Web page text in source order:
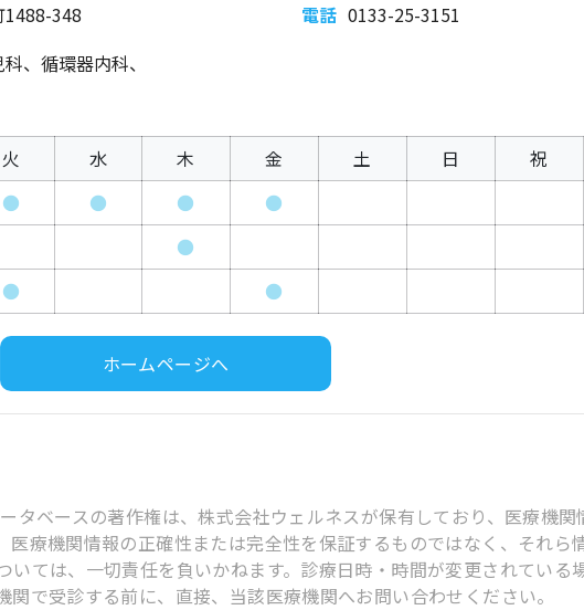
348 電話 0133-25-3151
、循環器内科、
火 水 木 金 土 日 祝
● ● ● ●
●
● ●
ホームページへ
タベースの著作権は、株式会社ウェルネスが保有しており、医療機関
医療機関情報の正確性または完全性を保証するものではなく、それら
いては、一切責任を負いかねます。診療日時・時間が変更されている
で受診する前に、直接、当該医療機関へお問い合わせください。